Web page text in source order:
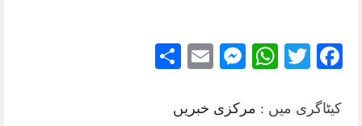
Facebook
Twitter
WhatsApp
Messenger
Email
کیٹاگری میں : مرکزی خبریں